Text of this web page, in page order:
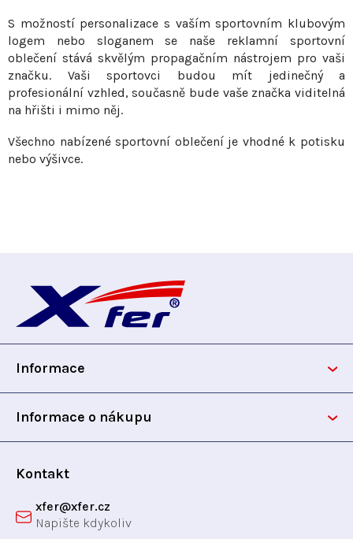
S možností personalizace s vaším sportovním klubovým
logem nebo sloganem se naše reklamní sportovní
oblečení stává skvělým propagačním nástrojem pro vaši
značku. Vaši sportovci budou mít jedinečný a
profesionální vzhled, současně bude vaše značka viditelná
na hřišti i mimo něj.
Všechno nabízené sportovní oblečení je vhodné k potisku
nebo výšivce.
p
Informace
Informace o nákupu
Kontakt
xfer@xfer.cz